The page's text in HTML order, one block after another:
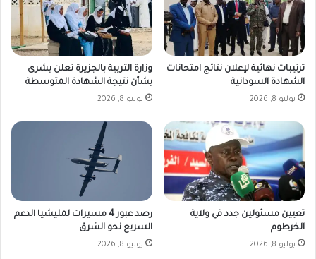
ترتيبات نهائية لإعلان نتائج امتحانات
الشهادة السودانية
يوليو 8, 2026
وزارة التربية بالجزيرة تعلن بشرى
بشأن نتيجة الشهادة المتوسطة
يوليو 8, 2026
تعيين مسئولين جدد في ولاية
الخرطوم
يوليو 8, 2026
رصد عبور 4 مسيرات لمليشيا الدعم
السريع نحو الشرق
يوليو 8, 2026